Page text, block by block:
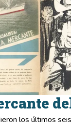
los últimos